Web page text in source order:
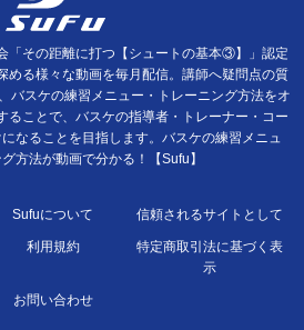
「その距離に打つ【シュートの基本③】」認定
める様々な動画を毎月配信。講師へ疑問点の質
バスケの練習メニュー・トレーニング方法をオ
ることで、バスケの指導者・トレーナー・コー
なることを目指します。バスケの練習メニュ
方法が動画で分かる！【Sufu】
Sufuについて 信頼されるサイトとして
利用規約
特定商取引法に基づく表
示
お問い合わせ